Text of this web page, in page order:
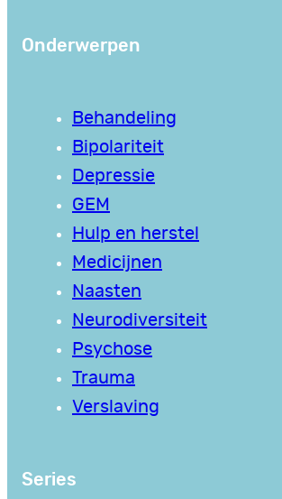
Onderwerpen
Behandeling
Bipolariteit
Depressie
GEM
Hulp en herstel
Medicijnen
Naasten
Neurodiversiteit
Psychose
Trauma
Verslaving
Series